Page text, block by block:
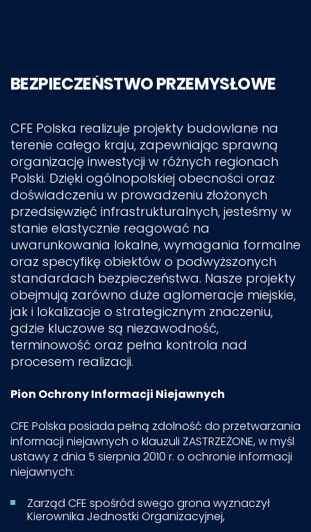
BEZPIECZEŃSTWO PRZEMYSŁOWE
CFE Polska realizuje projekty budowlane na
terenie całego kraju, zapewniając sprawną
organizację inwestycji w różnych regionach
Polski. Dzięki ogólnopolskiej obecności oraz
doświadczeniu w prowadzeniu złożonych
przedsięwzięć infrastrukturalnych, jesteśmy w
stanie elastycznie reagować na
uwarunkowania lokalne, wymagania formalne
oraz specyfikę obiektów o podwyższonych
standardach bezpieczeństwa. Nasze projekty
obejmują zarówno duże aglomeracje miejskie,
jak i lokalizacje o strategicznym znaczeniu,
gdzie kluczowe są niezawodność,
terminowość oraz pełna kontrola nad
procesem realizacji.
Pion Ochrony Informacji Niejawnych​
CFE Polska posiada pełną zdolność do przetwarzania
informacji niejawnych o klauzuli ZASTRZEŻONE,​ w myśl
ustawy z dnia 5 sierpnia 2010 r. o ochronie informacji
niejawnych:​
​Zarząd CFE spośród swego grona wyznaczył
Kierownika Jednostki Organizacyjnej,​